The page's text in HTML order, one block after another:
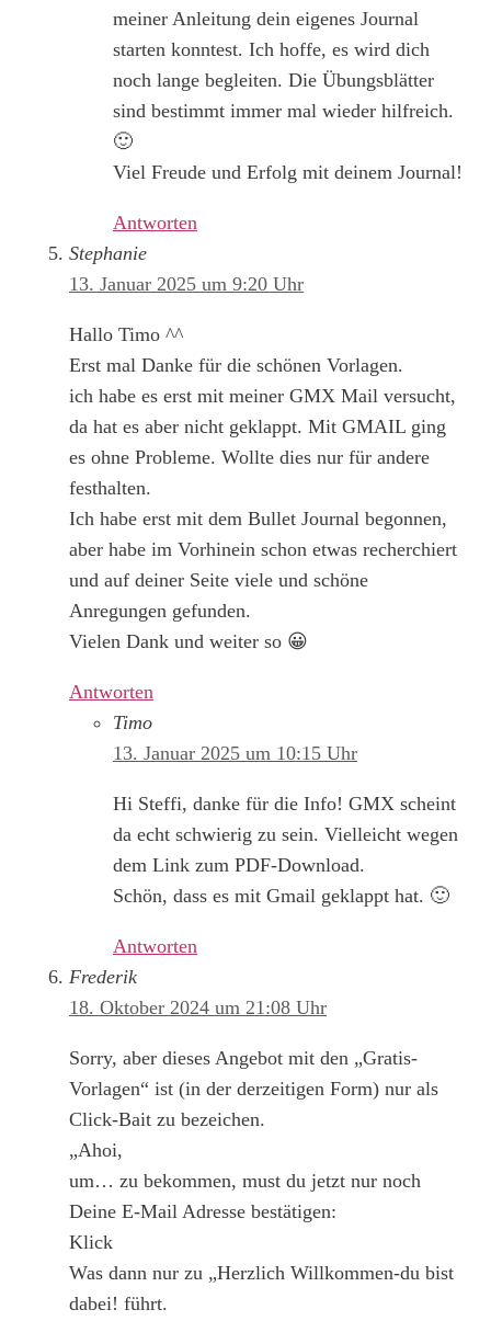
meiner Anleitung dein eigenes Journal
starten konntest. Ich hoffe, es wird dich
noch lange begleiten. Die Übungsblätter
sind bestimmt immer mal wieder hilfreich.
🙂
Viel Freude und Erfolg mit deinem Journal!
Antworten
Stephanie
13. Januar 2025 um 9:20 Uhr
Hallo Timo ^^
Erst mal Danke für die schönen Vorlagen.
ich habe es erst mit meiner GMX Mail versucht,
da hat es aber nicht geklappt. Mit GMAIL ging
es ohne Probleme. Wollte dies nur für andere
festhalten.
Ich habe erst mit dem Bullet Journal begonnen,
aber habe im Vorhinein schon etwas recherchiert
und auf deiner Seite viele und schöne
Anregungen gefunden.
Vielen Dank und weiter so 😀
Antworten
Timo
13. Januar 2025 um 10:15 Uhr
Hi Steffi, danke für die Info! GMX scheint
da echt schwierig zu sein. Vielleicht wegen
dem Link zum PDF-Download.
Schön, dass es mit Gmail geklappt hat. 🙂
Antworten
Frederik
18. Oktober 2024 um 21:08 Uhr
Sorry, aber dieses Angebot mit den „Gratis-
Vorlagen“ ist (in der derzeitigen Form) nur als
Click-Bait zu bezeichen.
„Ahoi,
um… zu bekommen, must du jetzt nur noch
Deine E-Mail Adresse bestätigen:
Klick
Was dann nur zu „Herzlich Willkommen-du bist
dabei! führt.